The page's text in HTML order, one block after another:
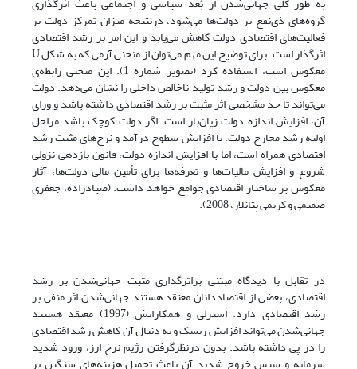
گروه‌های ذی‌نفع بر دولت‌ها می‌شود، درنتیجه میزان تمرکز دولت بر
فعالیت‌های اقتصادی دولت کاهش می‌یابد و این امر بر رشد اقتصادی
اثرگذار است. برای توضیح این مهم می‌توان از منحنی آرمی که به شکل U
معکوس است، استفاده کرد (تصویر شماره 1). این منحنی رابطه‌ی
معکوس بین دولت و رشد تولید ناخالص داخلی را نشان می‌دهد. دولت
می‌تواند تا حد مشخصی اثر مثبت بر رشد اقتصادی داشته باشد و ورای
آن، افزایش اندازه دولت زیان‌بار است. اگر دولت کوچک باشد مراحل
اولیه رشد مخارج دولت، با افزایش سطوح درآمد و نرخ‌های مثبت رشد
اقتصادی همراه است، اما با افزایش اندازه دولت، قانون بازدهی نزولی
شروع و افزایش مالیات‌ها و تعرفه‌ها برای تأمین مالی دولت‌ها، آثار
معکوس بر ساختار اقتصادی جوامع خواهد داشت. (صیادزاده، جعفری
صمیمی و کریمی پتانلار، 2008).
در تقابل با دیدگاه مبتنی براثرگذاری مثبت جهانی‌شدن بر رشد
اقتصادی، بعضی از اقتصاددانان معتقد هستند جهانی‌شدن اثر منفی بر
رشد اقتصادی دارد. استرلی و همکارانش (1997) معتقد هستند
جهانی‌شدن می‌تواند افزایش ریسک و به دنبال آن کاهش رشد اقتصادی
را در پی داشته باشد. بدون درنظرگرفتن رژیم نرخ ارز، ورود شدید
سرمایه و سپس خروج شدید آن باعث تحمیل هزینه‌های سنگین بر